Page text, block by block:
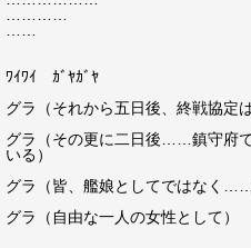
ﾜｲﾜｲ ｶﾞﾔｶﾞﾔ
グラ（それから五日後、終戦協定
グラ（その更に二日後……鎮守府
いる）
グラ（皆、艦娘としてではなく……
グラ（自由な一人の女性として）